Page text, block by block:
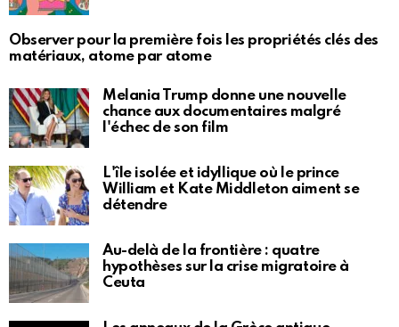
Observer pour la première fois les propriétés clés des
matériaux, atome par atome
Melania Trump donne une nouvelle
chance aux documentaires malgré
l'échec de son film
L'île isolée et idyllique où le prince
William et Kate Middleton aiment se
détendre
Au-delà de la frontière : quatre
hypothèses sur la crise migratoire à
Ceuta